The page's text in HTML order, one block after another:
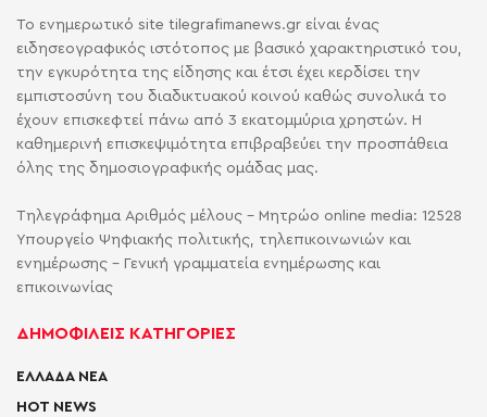
Το ενημερωτικό site tilegrafimanews.gr είναι ένας
ειδησεογραφικός ιστότοπος με βασικό χαρακτηριστικό του,
την εγκυρότητα της είδησης και έτσι έχει κερδίσει την
εμπιστοσύνη του διαδικτυακού κοινού καθώς συνολικά το
έχουν επισκεφτεί πάνω από 3 εκατομμύρια χρηστών. Η
καθημερινή επισκεψιμότητα επιβραβεύει την προσπάθεια
όλης της δημοσιογραφικής ομάδας μας.
Τηλεγράφημα Αριθμός μέλους - Μητρώο online media: 12528
Υπουργείο Ψηφιακής πολιτικής, τηλεπικοινωνιών και
ενημέρωσης - Γενική γραμματεία ενημέρωσης και
επικοινωνίας
ΔΗΜΟΦΙΛΕΙΣ ΚΑΤΗΓΟΡΙΕΣ
ΕΛΛΑΔΑ ΝΕΑ
HOT NEWS